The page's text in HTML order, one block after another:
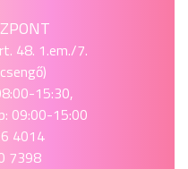
48. 1.em./7.
15:30,
09:00-15:00
4014
7398